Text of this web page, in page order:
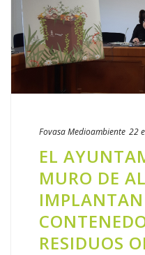
postal. Además, no
publicidad personalizada.
Además, los terceros
que hemos contratado
necesaria la utilización
Fovasa Medioambiente 22
EL
MURO DE
RESIDUOS